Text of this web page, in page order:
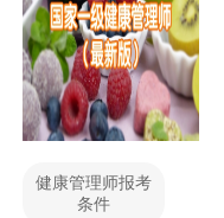
健康管理师报考
条件